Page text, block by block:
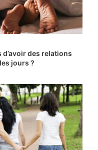
des relations
jours ?